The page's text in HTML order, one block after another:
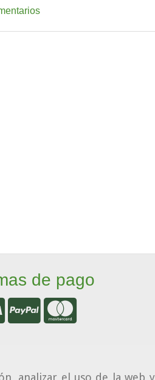
analizar el uso de la web
de pago